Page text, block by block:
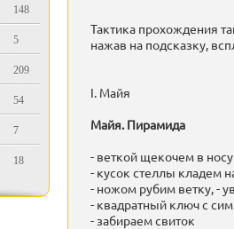
148
5
209
54
7
18
Тактика прохождения
нажав на подсказку,
I. Майя
Майя. Пирамида
- веткой щекочем в
- кусок стеллы кладем
- ножом рубим ветку, -
- квадратный ключ с
- забираем свиток